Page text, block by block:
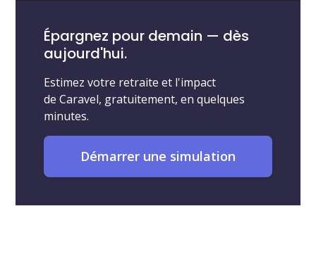
Épargnez pour demain — dès
aujourd'hui.
Estimez votre retraite et l'impact
de Caravel, gratuitement, en quelques
minutes.
Démarrer une simulation